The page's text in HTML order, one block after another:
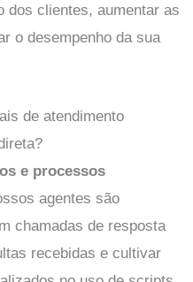
dos clientes, aumentar as
o desempenho da sua
de atendimento
e processos
agentes são
chamadas de resposta
recebidas e cultivar